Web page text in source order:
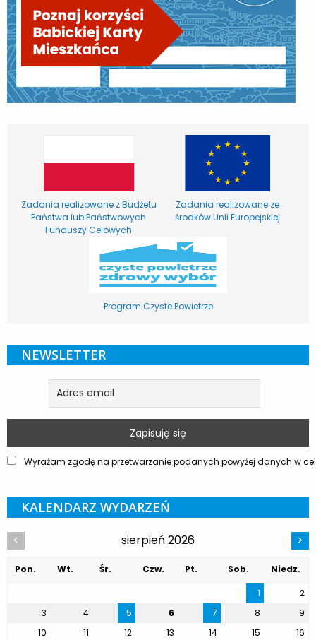
Zadania realizowane z Budżetu
Państwa lub Państwowych
Funduszy Celowych
Zadania realizowane ze
środków Unii Europejskiej
Program Czyste Powietrze
NEWSLETTER
Wyrażam zgodę na przetwarzanie podanych powyżej danych w
KALENDARZ WYDARZEŃ
< sierpień 2026 >
Pon. Wt. Śr. Czw. Pt. Sob.
Niedz.
1
2
3
4 5 6 7 8
9
10
11 12 13 14 15
16